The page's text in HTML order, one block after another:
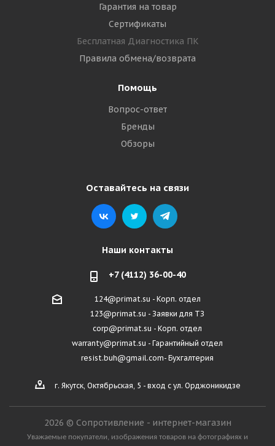
Гарантия на товар
Сертификаты
Бесплатная Диагностика ПК
Правила обмена/возврата
Помощь
Вопрос-ответ
Бренды
Обзоры
Оставайтесь на связи
Наши контакты
+7 (4112) 36-00-40
124@primat.su - Корп. отдел
123@primat.su - Заявки для ТЗ
corp@primat.su - Корп. отдел
warranty@primat.su - Гарантийный отдел
resist.buh@gmail.com- Бухгалтерия
г. Якутск, Октябрьская, 5 - вход с ул. Орджоникидзе
2026 © Сопротивление - интернет-магазин
Уважаемые покупатели, изображения товаров на фотографиях и